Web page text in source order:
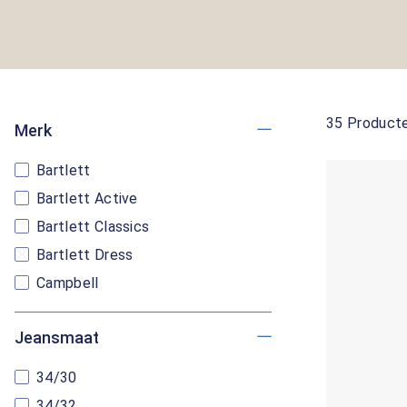
Merk
Bartlett
Bartlett Active
Bartlett Classics
Bartlett Dress
Campbell
Jeansmaat
34/30
35